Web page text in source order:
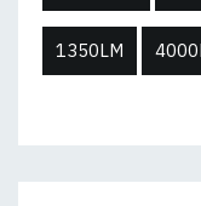
1350LM